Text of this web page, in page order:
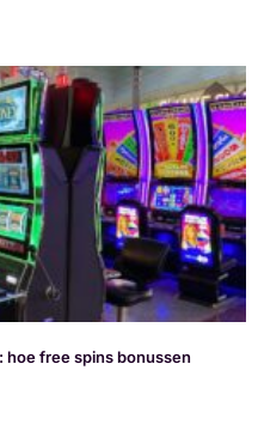
hoe free spins bonussen